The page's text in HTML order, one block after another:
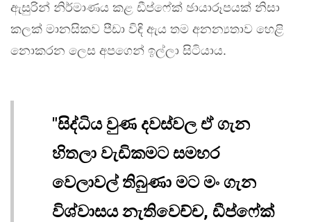
ඇසුරින් නිර්මාණය කළ ඩීප්ෆේක් ඡායාරූපයක් නිසා
කලක් මානසිකව පීඩා විඳි ඇය තම අනන්‍යතාව හෙළි
නොකරන ලෙස අපගෙන් ඉල්ලා සිටියාය.
"සිද්ධිය වුණ දවස්වල ඒ ගැන
හිතලා වැඩිකමට සමහර
වෙලාවල් තිබුණා මට මං ගැන
විශ්වාසය නැතිවෙච්ච, ඩීප්ෆේක්